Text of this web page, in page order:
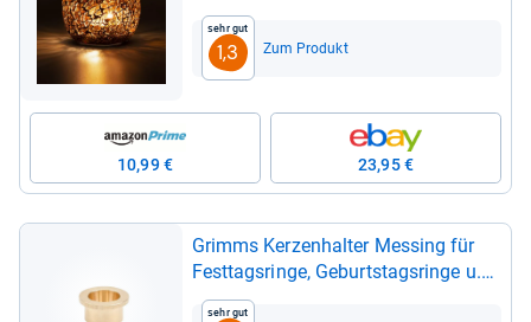
für Ker­zen­leuch­ter
Sehr gut
1,3 Zum Produkt
10,99 € 23,95 €
Grimms Ker­zen­hal­ter Mes­sing für
Fest­tags­ringe, Geburts­tags­ringe u.
Ker­zen­ste­cker
Sehr gut